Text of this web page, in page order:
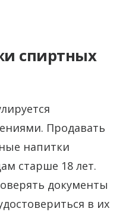
спиртных
Продавать
напитки
старше 18 лет.
документы
в их